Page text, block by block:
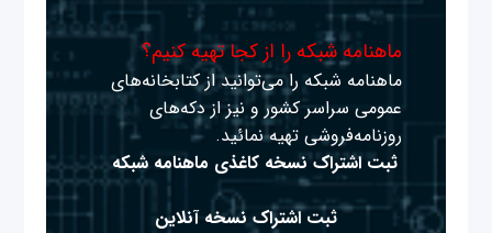
ماهنامه شبکه را از کجا تهیه کنیم؟
ماهنامه شبکه را می‌توانید از کتابخانه‌های
عمومی سراسر کشور و نیز از دکه‌های
روزنامه‌فروشی تهیه نمائید.
ثبت اشتراک نسخه کاغذی ماهنامه شبکه
ثبت اشتراک نسخه آنلاین